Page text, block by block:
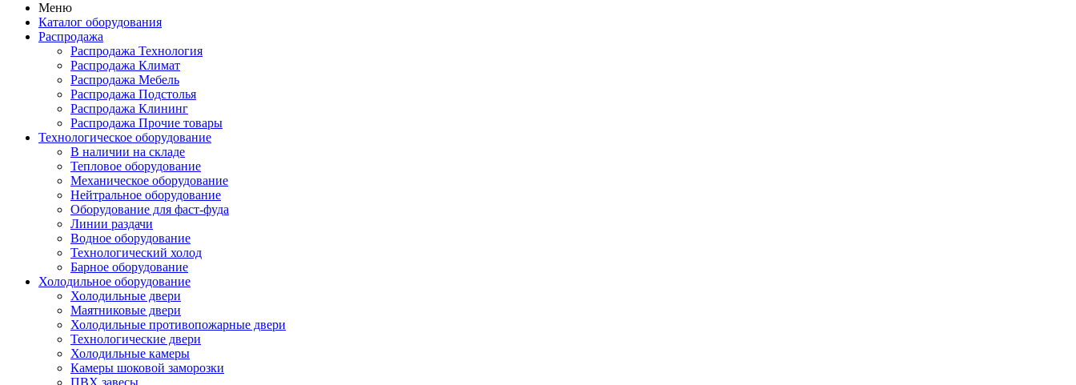
Меню
Каталог оборудования
Распродажа
Распродажа Технология
Распродажа Климат
Распродажа Мебель
Распродажа Подстолья
Распродажа Клининг
Распродажа Прочие товары
Технологическое оборудование
В наличии на складе
Тепловое оборудование
Механическое оборудование
Нейтральное оборудование
Оборудование для фаст-фуда
Линии раздачи
Водное оборудование
Технологический холод
Барное оборудование
Холодильное оборудование
Холодильные двери
Маятниковые двери
Холодильные противопожарные двери
Технологические двери
Холодильные камеры
Камеры шоковой заморозки
ПВХ завесы